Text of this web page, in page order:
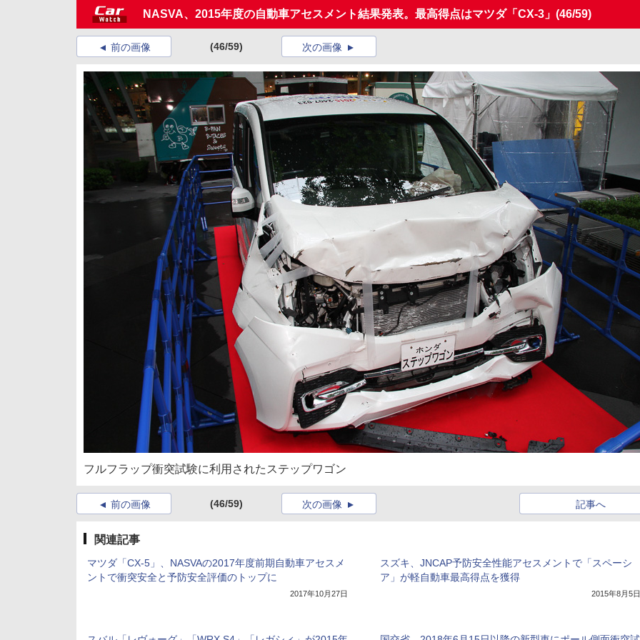
NASVA、2015年度の自動車アセスメント結果発表。最高得点はマツダ「CX-3」 (46/59)
前の画像 (46/59) 次の画像
フルフラップ衝突試験に利用されたステップワゴン
前の画像 (46/59) 記事へ
次の画像
関連記事
マツダ「CX-5」、NASVAの2017年度前期自動車アセスメ
ントで衝突安全と予防安全評価のトップに
2017年10月27日
スズキ、JNCAP予防安全性能アセスメントで「スペーシ
ア」が軽自動車最高得点を獲得
2015年8月5日